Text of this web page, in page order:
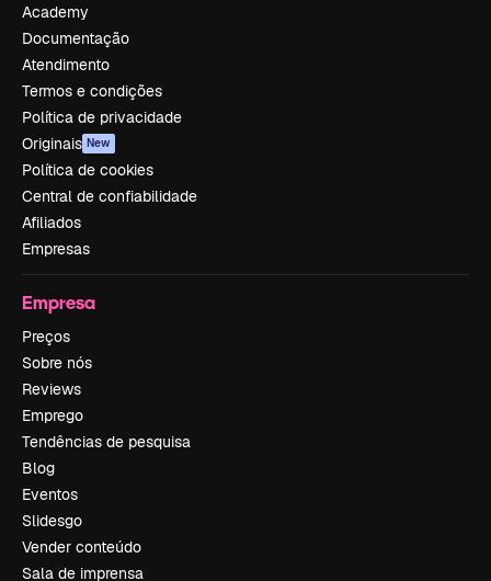
Academy
Documentação
Atendimento
Termos e condições
Política de privacidade
Originais New
Política de cookies
Central de confiabilidade
Afiliados
Empresas
Empresa
Preços
Sobre nós
Reviews
Emprego
Tendências de pesquisa
Blog
Eventos
Slidesgo
Vender conteúdo
Sala de imprensa